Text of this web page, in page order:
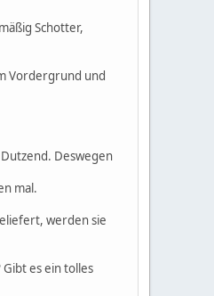
Schotter,
Vordergrund und
Deswegen
mal.
werden sie
es ein tolles